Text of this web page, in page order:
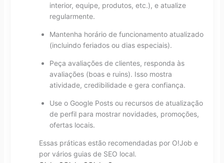
interior, equipe, produtos, etc.), e atualize
regularmente.
Mantenha horário de funcionamento atualizado
(incluindo feriados ou dias especiais).
Peça avaliações de clientes, responda às
avaliações (boas e ruins). Isso mostra
atividade, credibilidade e gera confiança.
Use o Google Posts ou recursos de atualização
de perfil para mostrar novidades, promoções,
ofertas locais.
Essas práticas estão recomendadas por O!Job e
por vários guias de SEO local.